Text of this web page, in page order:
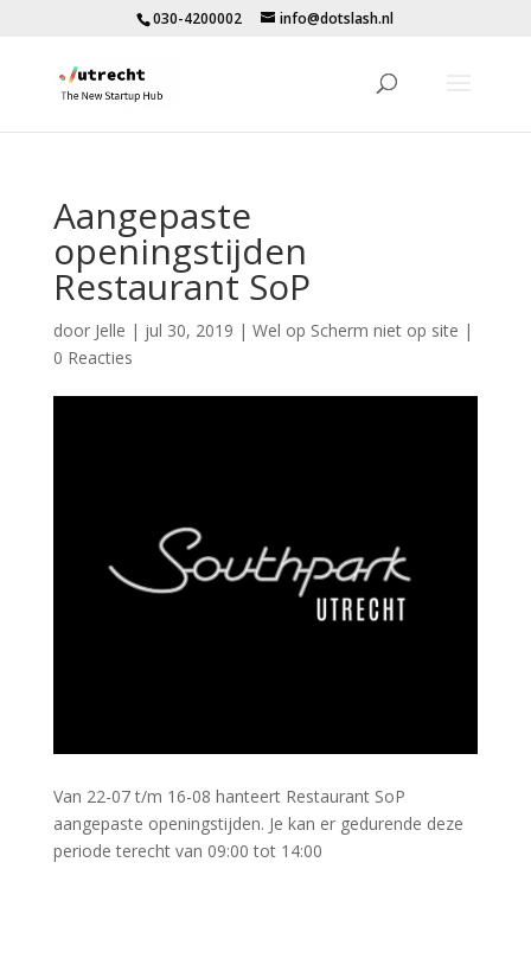
030-4200002 info@dotslash.nl
Aangepaste
openingstijden
Restaurant SoP
door Jelle | jul 30, 2019 | Wel op Scherm niet op site |
0 Reacties
Van 22-07 t/m 16-08 hanteert Restaurant SoP
aangepaste openingstijden. Je kan er gedurende deze
periode terecht van 09:00 tot 14:00